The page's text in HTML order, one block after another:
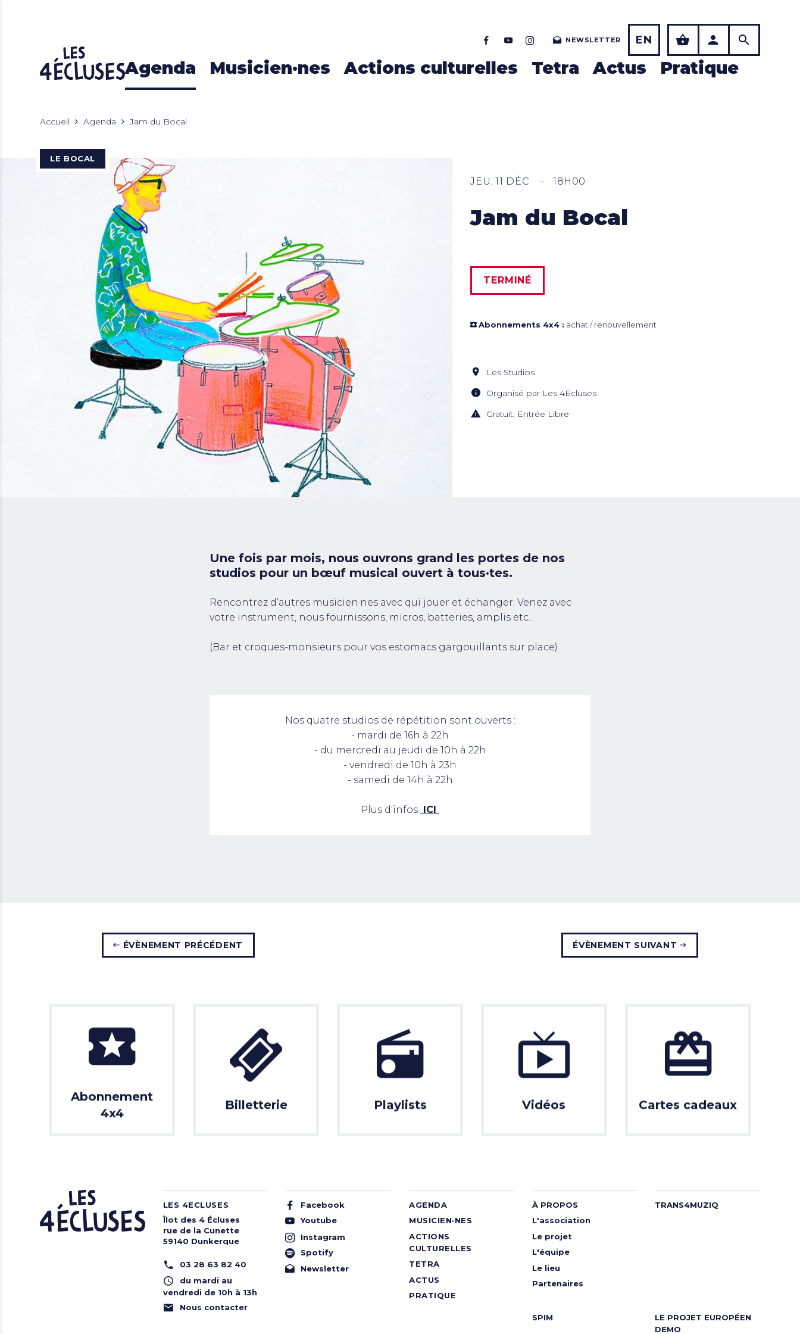
NEWSLETTER EN
Agenda Musicien·nes Actions culturelles Tetra Actus Pratique
Accueil Agenda Jam du Bocal
LE BOCAL
JEU. 11 DÉC. - 18H00
Jam du Bocal
TERMINÉ
Abonnements 4x4 : achat / renouvellement
Les Studios
Organisé par Les 4Ecluses
Gratuit, Entrée Libre
Une fois par mois, nous ouvrons grand les portes de nos
studios pour un bœuf musical ouvert à tous·tes.
Rencontrez d’autres musicien·nes avec qui jouer et échanger. Venez avec
votre instrument, nous fournissons, micros, batteries, amplis etc...
(Bar et croques-monsieurs pour vos estomacs gargouillants sur place)
Nos quatre studios de répétition sont ouverts :
- mardi de 16h à 22h
- du mercredi au jeudi de 10h à 22h
- vendredi de 10h à 23h
- samedi de 14h à 22h
Plus d'infos ICI
ÉVÈNEMENT PRÉCÉDENT ÉVÈNEMENT SUIVANT
Abonnement
4x4
Billetterie Playlists Vidéos Cartes cadeaux
LES 4ECLUSES
Îlot des 4 Écluses
rue de la Cunette
59140 Dunkerque
03 28 63 82 40
du mardi au
vendredi de 10h à 13h
Nous contacter
Facebook
Youtube
Instagram
Spotify
Newsletter
AGENDA
MUSICIEN·NES
ACTIONS
CULTURELLES
TETRA
ACTUS
PRATIQUE
À PROPOS
L'association
Le projet
L'équipe
Le lieu
Partenaires
TRANS4MUZIQ
SPIM
LE PROJET EUROPÉEN
DEMO